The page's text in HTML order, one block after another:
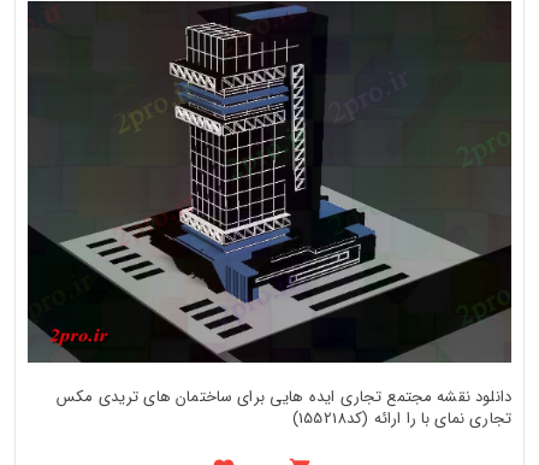
دانلود نقشه مجتمع تجاری ایده هایی برای ساختمان های تریدی مکس
تجاری نمای با را ارائه (کد155218)